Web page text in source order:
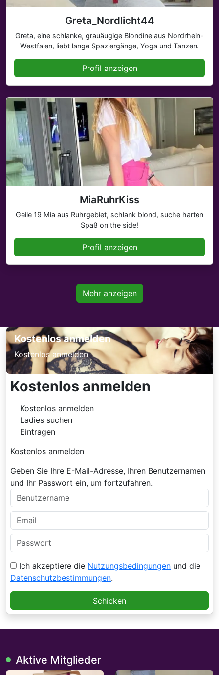
Greta_Nordlicht44
Greta, eine schlanke, grauäugige Blondine aus Nordrhein-
Westfalen, liebt lange Spaziergänge, Yoga und Tanzen.
Profil anzeigen
MiaRuhrKiss
Geile 19 Mia aus Ruhrgebiet, schlank blond, suche harten
Spaß on the side!
Profil anzeigen
Mehr anzeigen
Kostenlos anmelden
Kostenlos anmelden
Kostenlos anmelden
Kostenlos anmelden
Ladies suchen
Eintragen
Kostenlos anmelden
Geben Sie Ihre E-Mail-Adresse, Ihren Benutzernamen
und Ihr Passwort ein, um fortzufahren.
Ich akzeptiere die Nutzungsbedingungen und die
Datenschutzbestimmungen.
Schicken
Aktive Mitglieder